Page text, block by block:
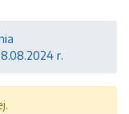
r.